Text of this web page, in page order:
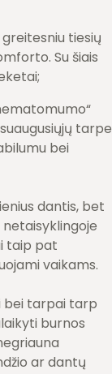
tiesių
Su šiais
tarpe
bei
dantis, bet
netaisyklingoje
taip pat
vaikams.
bei tarpai tarp
burnos
ar dantų